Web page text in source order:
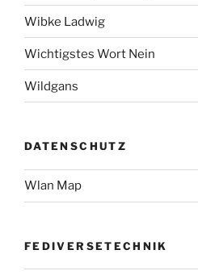
Wibke Ladwig
Wichtigstes Wort Nein
Wildgans
DATENSCHUTZ
Wlan Map
FEDIVERSETECHNIK